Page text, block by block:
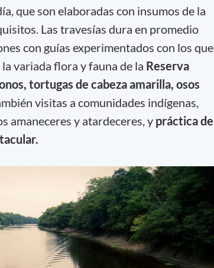
que son elaboradas con insumos de la
Las travesías dura en promedio
con guías experimentados con los que
variada flora y fauna de la Reserva
tortugas de cabeza amarilla, osos
visitas a comunidades indígenas,
amaneceres y atardeceres, y práctica de